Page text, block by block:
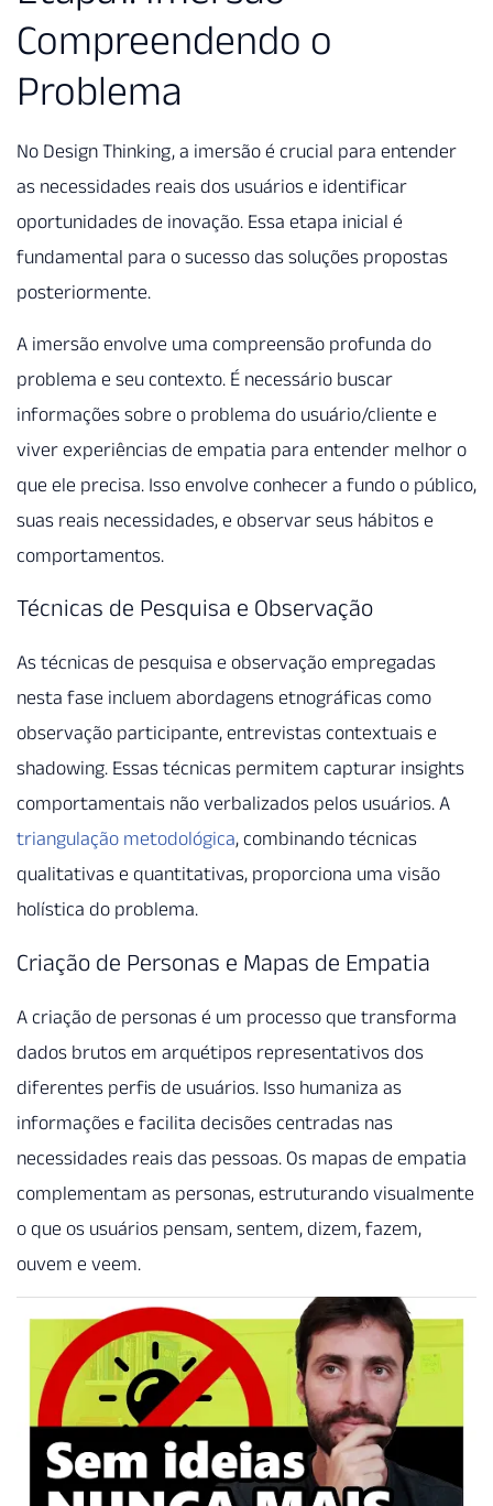
Compreendendo o
Problema
No Design Thinking, a imersão é crucial para entender
as necessidades reais dos usuários e identificar
oportunidades de inovação. Essa etapa inicial é
fundamental para o sucesso das soluções propostas
posteriormente.
A imersão envolve uma compreensão profunda do
problema e seu contexto. É necessário buscar
informações sobre o problema do usuário/cliente e
viver experiências de empatia para entender melhor o
que ele precisa. Isso envolve conhecer a fundo o público,
suas reais necessidades, e observar seus hábitos e
comportamentos.
Técnicas de Pesquisa e Observação
As técnicas de pesquisa e observação empregadas
nesta fase incluem abordagens etnográficas como
observação participante, entrevistas contextuais e
shadowing. Essas técnicas permitem capturar insights
comportamentais não verbalizados pelos usuários. A
triangulação metodológica, combinando técnicas
qualitativas e quantitativas, proporciona uma visão
holística do problema.
Criação de Personas e Mapas de Empatia
A criação de personas é um processo que transforma
dados brutos em arquétipos representativos dos
diferentes perfis de usuários. Isso humaniza as
informações e facilita decisões centradas nas
necessidades reais das pessoas. Os mapas de empatia
complementam as personas, estruturando visualmente
o que os usuários pensam, sentem, dizem, fazem,
ouvem e veem.